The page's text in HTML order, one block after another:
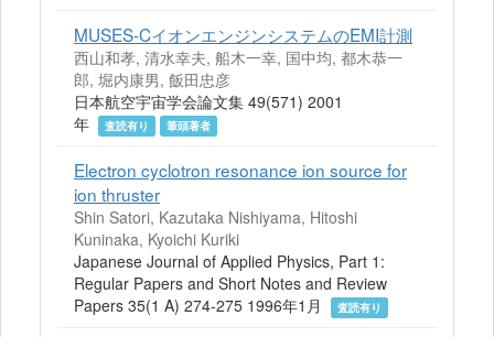
MUSES-CイオンエンジンシステムのEMI計測
西山和孝, 清水幸夫, 船木一幸, 国中均, 都木恭一
郎, 堀内康男, 飯田忠彦
日本航空宇宙学会論文集 49(571) 2001
年
査読有り 筆頭著者
Electron cyclotron resonance ion source for
ion thruster
Shin Satori, Kazutaka Nishiyama, Hitoshi
Kuninaka, Kyoichi Kuriki
Japanese Journal of Applied Physics, Part 1:
Regular Papers and Short Notes and Review
Papers 35(1 A) 274-275 1996年1月
査読有り